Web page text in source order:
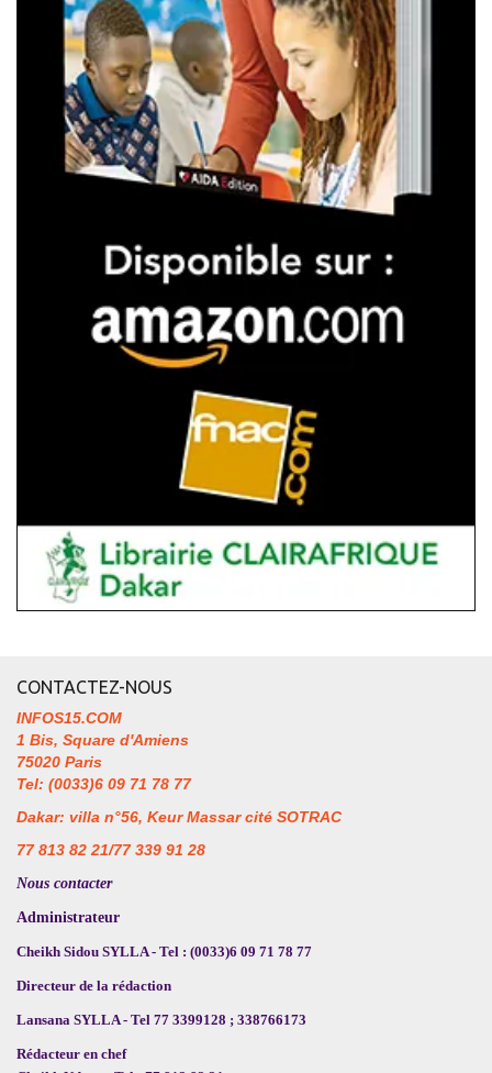
CONTACTEZ-NOUS
INFOS15.COM
1 Bis, Square d'Amiens
75020 Paris
Tel: (0033)6 09 71 78 77
Dakar: villa n°56, Keur Massar cité SOTRAC
77 813 82 21/77 339 91 28
Nous contacter
Administrateur
Cheikh Sidou SYLLA - Tel : (0033)6 09 71 78 77
Directeur de la rédaction
Lansana SYLLA - Tel 77 3399128 ; 338766173
Rédacteur en chef